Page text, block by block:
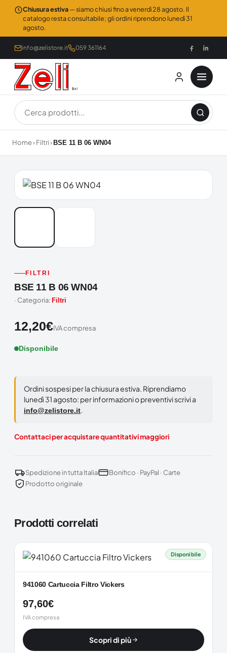
Chiusura estiva— siamo chiusi fino a venerdì 28 agosto. Il
catalogo resta consultabile; gli ordini riprendono lunedì 31
agosto.
info@zelistore.it 059 361164
Home›Filtri› BSE 11 B 06 WN04
FILTRI
BSE 11 B 06 WN04
· Categoria: Filtri
12,20€IVA compresa
Disponibile
Ordini sospesi per la chiusura estiva. Riprendiamo
lunedì 31 agosto: per informazioni o preventivi scrivi a
info@zelistore.it.
Contattaci per acquistare quantitativi maggiori
Spedizione in tutta Italia
Bonifico · PayPal · Carte
Prodotto originale
Prodotti correlati
Disponibile
941060 Cartuccia Filtro Vickers
97,60€
IVA compresa
Scopri di più